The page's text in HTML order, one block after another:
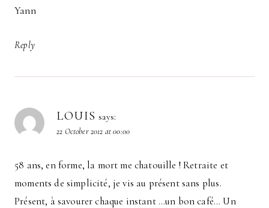
Yann
Reply
LOUIS says:
22 October 2012 at 00:00
58 ans, en forme, la mort me chatouille ! Retraite et
moments de simplicité, je vis au présent sans plus.
Présent, à savourer chaque instant …un bon café… Un